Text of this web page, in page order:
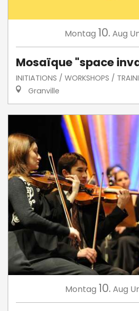
Montag 10. Aug
Mosaïque "space
INITIATIONS / WORKSHOPS /
Granville
Montag 10. Aug